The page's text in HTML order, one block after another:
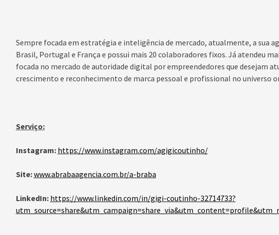
Sempre focada em estratégia e inteligência de mercado, atualmente, a sua
Brasil, Portugal e França e possui mais 20 colaboradores fixos. Já atendeu
focada no mercado de autoridade digital por empreendedores que desejam
crescimento e reconhecimento de marca pessoal e profissional no universo
Serviço:
Instagram: https://www.instagram.com/agigicoutinho/
Site:www.abrabaagencia.com.br/a-braba
LinkedIn: https://www.linkedin.com/in/gigi-coutinho-32714733?